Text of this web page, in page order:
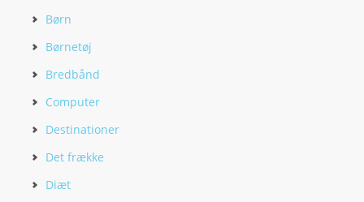
Børn
Børnetøj
Bredbånd
Computer
Destinationer
Det frække
Diæt